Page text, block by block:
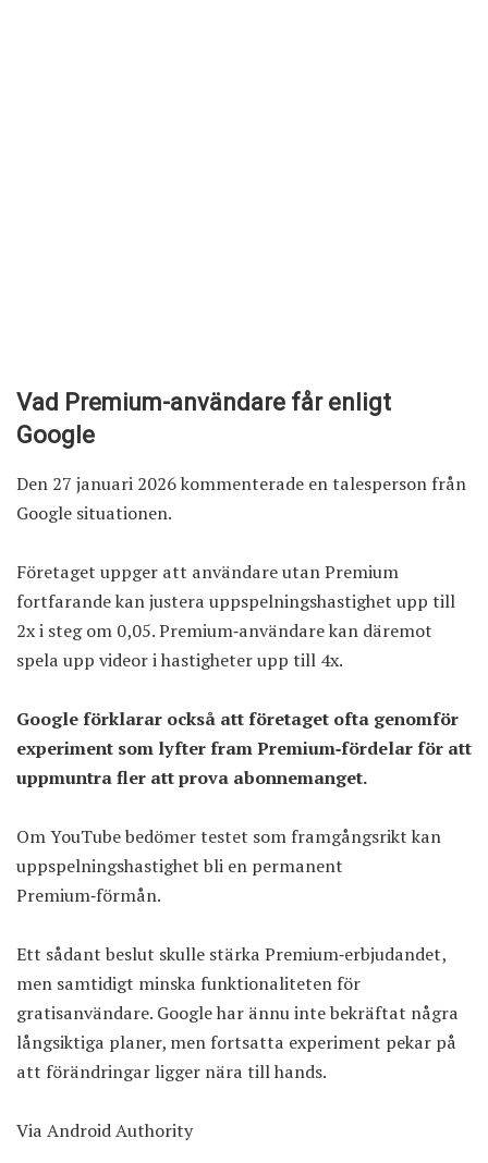
Vad Premium-användare får enligt
Google
Den 27 januari 2026 kommenterade en talesperson från
Google situationen.
Företaget uppger att användare utan Premium
fortfarande kan justera uppspelningshastighet upp till
2x i steg om 0,05. Premium‑användare kan däremot
spela upp videor i hastigheter upp till 4x.
Google förklarar också att företaget ofta genomför
experiment som lyfter fram Premium‑fördelar för att
uppmuntra fler att prova abonnemanget.
Om YouTube bedömer testet som framgångsrikt kan
uppspelningshastighet bli en permanent
Premium‑förmån.
Ett sådant beslut skulle stärka Premium‑erbjudandet,
men samtidigt minska funktionaliteten för
gratisanvändare. Google har ännu inte bekräftat några
långsiktiga planer, men fortsatta experiment pekar på
att förändringar ligger nära till hands.
Via Android Authority